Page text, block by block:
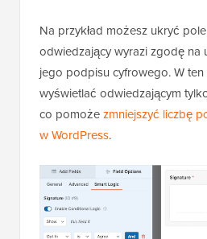
Na przykład możesz ukryć
odwiedzający wyrazi zgodę na
jego podpisu cyfrowego. W
wyświetlać odwiedzającym
co pomożezmniejszyć liczbę
w WordPress.